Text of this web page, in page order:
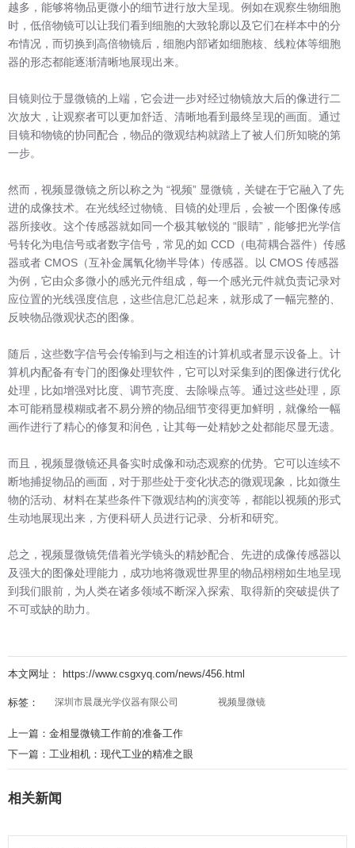
越多，能够将物品更微小的细节进行放大呈现。例如在观察生物细胞
时，低倍物镜可以让我们看到细胞的大致轮廓以及它们在样本中的分
布情况，而切换到高倍物镜后，细胞内部诸如细胞核、线粒体等细胞
器的形态都能逐渐清晰地展现出来。
目镜则位于显微镜的上端，它会进一步对经过物镜放大后的像进行二
次放大，让观察者可以更加舒适、清晰地看到最终呈现的画面。通过
目镜和物镜的协同配合，物品的微观结构就踏上了被人们所知晓的第
一步。
然而，视频显微镜之所以称之为 “视频” 显微镜，关键在于它融入了先
进的成像技术。在光线经过物镜、目镜的处理后，会被一个图像传感
器所接收。这个传感器就如同一个极其敏锐的 “眼睛”，能够把光学信
号转化为电信号或者数字信号，常见的如 CCD（电荷耦合器件）传感
器或者 CMOS（互补金属氧化物半导体）传感器。以 CMOS 传感器
为例，它由众多微小的感光元件组成，每一个感光元件就负责记录对
应位置的光线强度信息，这些信息汇总起来，就形成了一幅完整的、
反映物品微观状态的图像。
随后，这些数字信号会传输到与之相连的计算机或者显示设备上。计
算机内配备有专门的图像处理软件，它可以对采集到的图像进行优化
处理，比如增强对比度、调节亮度、去除噪点等。通过这些处理，原
本可能稍显模糊或者不易分辨的物品细节变得更加鲜明，就像给一幅
画作进行了精心的修复和润色，让其每一处精妙之处都能尽显无遗。
而且，视频显微镜还具备实时成像和动态观察的优势。它可以连续不
断地捕捉物品的画面，对于那些处于变化状态的微观现象，比如微生
物的活动、材料在某些条件下微观结构的演变等，都能以视频的形式
生动地展现出来，方便科研人员进行记录、分析和研究。
总之，视频显微镜凭借着光学镜头的精妙配合、先进的成像传感器以
及强大的图像处理能力，成功地将微观世界里的物品栩栩如生地呈现
到我们眼前，为人类在诸多领域不断深入探索、取得新的突破提供了
不可或缺的助力。
本文网址： https://www.csgxyq.com/news/456.html
标签： 深圳市晨晟光学仪器有限公司 视频显微镜
上一篇： 金相显微镜工作前的准备工作
下一篇： 工业相机：现代工业的精准之眼
相关新闻